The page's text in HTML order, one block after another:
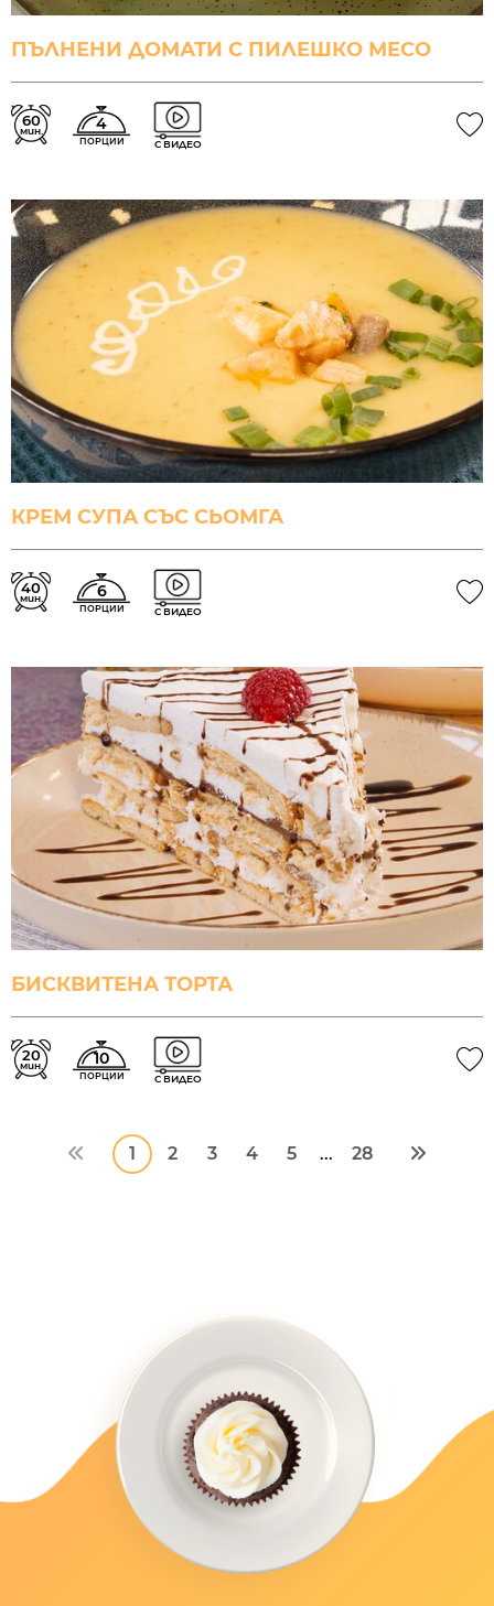
ПЪЛНЕНИ ДОМАТИ С ПИЛЕШКО МЕСО
60
мин. 4
ПОРЦИИ С ВИДЕО
КРЕМ СУПА СЪС СЬОМГА
40
мин. 6
ПОРЦИИ С ВИДЕО
БИСКВИТЕНА ТОРТА
20
мин. 10
ПОРЦИИ С ВИДЕО
1 2 3 4 5 ... 28